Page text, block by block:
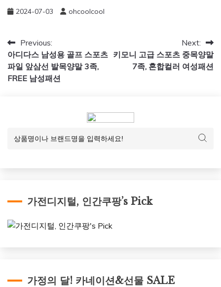
2024-07-03 ohcoolcool
글
탐
색
Previous:
아디다스 남성용 골프 스포츠
파일 앞삼선 발목양말 3족,
FREE 남성패션
Next:
키모니 고급 스포츠 중목양말
7족, 혼합컬러 여성패션
가전디지털, 인간쿠팡’s Pick
가정의 달! 카네이션&선물 SALE